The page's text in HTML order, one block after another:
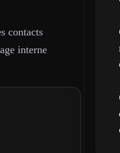
contacts
interne